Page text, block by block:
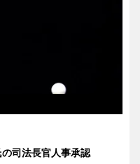
司法長官人事承認